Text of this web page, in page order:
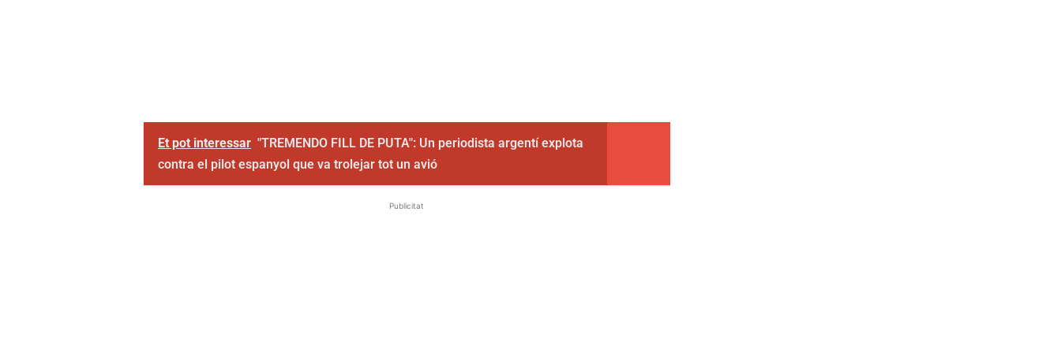
Et pot interessar "TREMENDO FILL DE PUTA": Un periodista argentí explota
contra el pilot espanyol que va trolejar tot un avió
Publicitat